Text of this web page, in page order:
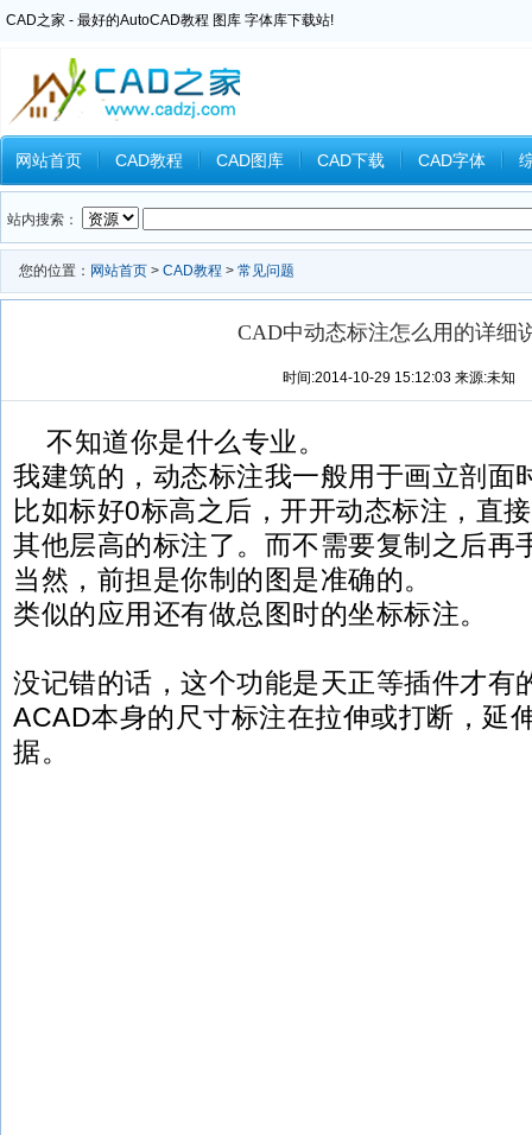
CAD之家 - 最好的AutoCAD教程 图库 字体库下载站!
网站首页 CAD教程 CAD图库 CAD下载 CAD字体
Inventor教程 Ansys教程 CAXA教程 中望CAD Catia教
站内搜索：
您的位置： 网站首页 > CAD教程 > 常见问题
CAD中动态标注怎么用的详细
时间:2014-10-29 15:12:03 来源:未知
不知道你是什么专业。
我建筑的，动态标注我一般用于画立剖面
比如标好0标高之后，开开动态标注，直
其他层高的标注了。而不需要复制之后再
当然，前担是你制的图是准确的。
类似的应用还有做总图时的坐标标注。
没记错的话，这个功能是天正等插件才有
ACAD本身的尺寸标注在拉伸或打断，延
据。